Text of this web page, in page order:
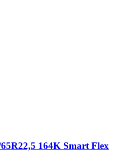
164K Smart Flex